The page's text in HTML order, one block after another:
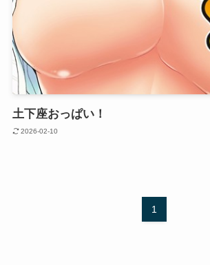
土下座おっぱい！
2026-02-10
1